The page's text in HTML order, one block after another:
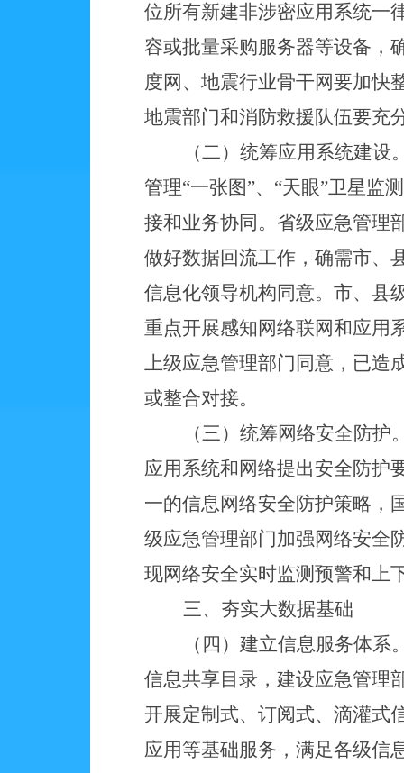
位所有新建非涉密应用系统一
容或批量采购服务器等设备，
度网、地震行业骨干网要加快
地震部门和消防救援队伍要充
（二）统筹应用系统建
管理“一张图”、“天眼”卫星监
接和业务协同。省级应急管理
做好数据回流工作，确需市、
信息化领导机构同意。市、县
重点开展感知网络联网和应用
上级应急管理部门同意，已造
或整合对接。
（三）统筹网络安全防
应用系统和网络提出安全防护
一的信息网络安全防护策略，
级应急管理部门加强网络安全
现网络安全实时监测预警和上
三、夯实大数据基础
（四）建立信息服务体
信息共享目录，建设应急管理
开展定制式、订阅式、滴灌式
应用等基础服务，满足各级信